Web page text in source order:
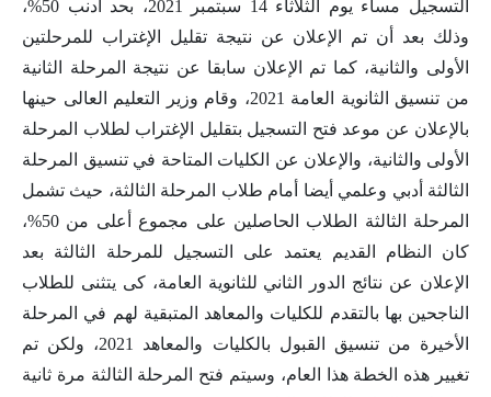
التسجيل مساء يوم الثلاثاء 14 سبتمبر 2021، بحد أدنب 50%،
وذلك بعد أن تم الإعلان عن نتيجة تقليل الإغتراب للمرحلتين
الأولى والثانية، كما تم الإعلان سابقا عن نتيجة المرحلة الثانية
من تنسيق الثانوية العامة 2021، وقام وزير التعليم العالى حينها
بالإعلان عن موعد فتح التسجيل بتقليل الإغتراب لطلاب المرحلة
الأولى والثانية، والإعلان عن الكليات المتاحة في تنسيق المرحلة
الثالثة أدبي وعلمي أيضا أمام طلاب المرحلة الثالثة، حيث تشمل
المرحلة الثالثة الطلاب الحاصلين على مجموع أعلى من 50%،
كان النظام القديم يعتمد على التسجيل للمرحلة الثالثة بعد
الإعلان عن نتائج الدور الثاني للثانوية العامة، كى يتثنى للطلاب
الناجحين بها بالتقدم للكليات والمعاهد المتبقية لهم في المرحلة
الأخيرة من تنسيق القبول بالكليات والمعاهد 2021، ولكن تم
تغيير هذه الخطة هذا العام، وسيتم فتح المرحلة الثالثة مرة ثانية